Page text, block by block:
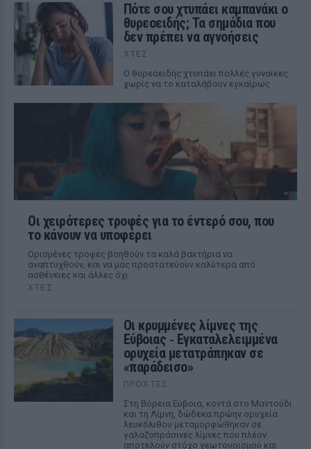
Πότε σου χτυπάει καμπανάκι ο
θυρεοειδής; Τα σημάδια που
δεν πρέπει να αγνοήσεις
ΧΤΕΣ
Ο θυρεοειδής χτυπάει πολλές γυναίκες
χωρίς να το καταλάβουν εγκαίρως
Οι χειρότερες τροφές για το έντερό σου, που
το κάνουν να υποφέρει
Ορισμένες τροφές βοηθούν τα καλά βακτήρια να
αναπτυχθούν, και να μας προστατεύουν καλύτερα από
ασθένειες και άλλες όχι
ΧΤΕΣ
Οι κρυμμένες λίμνες της
Εύβοιας ‑ Εγκαταλελειμμένα
ορυχεία μετατράπηκαν σε
«παράδεισο»
ΠΡΟΧΤΈΣ
Στη Βόρεια Εύβοια, κοντά στο Μαντούδι
και τη Λίμνη, δώδεκα πρώην ορυχεία
λευκόλιθου μεταμορφώθηκαν σε
γαλαζοπράσινες λίμνες που πλέον
αποτελούν στόχο γεωτουρισμού και